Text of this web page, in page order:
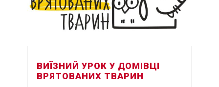
ВИЇЗНИЙ УРОК У ДОМІВЦІ
ВРЯТОВАНИХ ТВАРИН